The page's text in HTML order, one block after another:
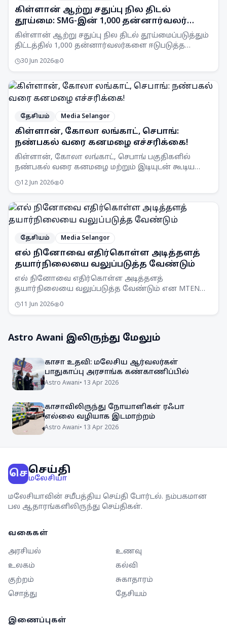
கிள்ளான் ஆற்று சதுப்பு நில திடல்
தூய்மை: SMG-இன் 1,000 தன்னார்வலர்
இலக்கு
கிள்ளான் ஆற்று சதுப்பு நில திடல் தூய்மைப்படுத்தும்
திட்டத்தில் 1,000 தன்னார்வலர்களை ஈடுபடுத்த
வைத்துள்ளது.
30 Jun 2026 0
தேசியம் Media Selangor
கிள்ளான், கோலா லங்காட், செபாங்:
நண்பகல் வரை கனமழை எச்சரிக்கை!
கிள்ளான், கோலா லங்காட், செபாங் பகுதிகளில்
நண்பகல் வரை கனமழை மற்றும் இடியுடன் கூடிய
எச்சரிக்கை விடுத்துள்ளது.
12 Jun 2026 0
தேசியம் Media Selangor
எல் நினோவை எதிர்கொள்ள அடித்தளத்
தயார்நிலையை வலுப்படுத்த வேண்டும்
எல் நினோவை எதிர்கொள்ள அடித்தளத்
தயார்நிலையை வலுப்படுத்த வேண்டும் என MTEN
விழிப்புணர்வு அதிகரிக்கப்படும்.
11 Jun 2026 0
Astro Awani இலிருந்து மேலும்
காசா உதவி: மலேசிய ஆர்வலர்கள்
பாதுகாப்பு அரசாங்க கண்காணிப்பில்
Astro Awani• 13 Apr 2026
காசாவிலிருந்து நோயாளிகள் ரஃபா
எல்லை வழியாக இடமாற்றம்
Astro Awani• 13 Apr 2026
செசெய்தி
மலேசியா
மலேசியாவின் சமீபத்திய செய்தி போர்டல். நம்பகமான
பல ஆதாரங்களிலிருந்து செய்திகள்.
வகைகள்
அரசியல்
உணவு
உலகம்
கல்வி
குற்றம்
சுகாதாரம்
சொத்து
தேசியம்
இணைப்புகள்